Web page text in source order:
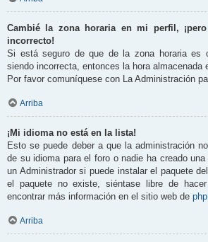
Cambié la zona horaria en mi perfil,
incorrecto!
Si está seguro de que de la zona horaria es
siendo incorrecta, entonces la hora almacenada
Por favor comuníquese con La Administración
Arriba
¡Mi idioma no está en la lista!
Esto se puede deber a que la administración
de su idioma para el foro o nadie ha creado
un Administrador si puede instalar el paquete
el paquete no existe, siéntase libre de
encontrar más información en el sitio web de
Arriba